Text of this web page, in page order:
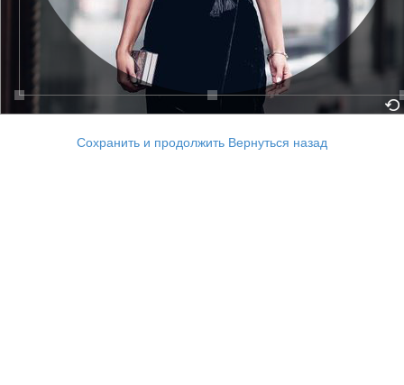
Сохранить и продолжить Вернуться назад